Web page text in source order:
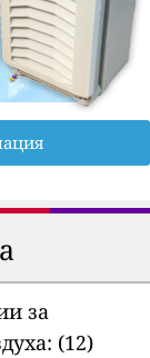
за
(12)